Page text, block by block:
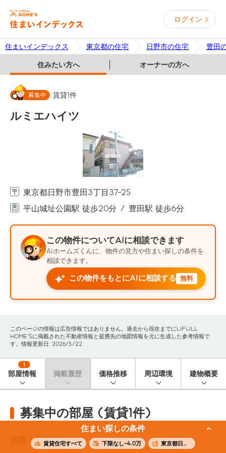
ログイン
住まいインデックス 東京都の住宅 日野市の住宅 豊田
住みたい方へ オーナーの方へ
住まい探しの条件
賃貸住宅すべて 下限なし~4.0万 東京都日野市
募集中 賃貸1件
ルミエハイツ
東京都日野市豊田3丁目37-25
平山城址公園駅 徒歩20分
豊田駅 徒歩6分
この物件についてAIに相談できます
AIホームズくんに、物件の見方や住まい探しの条件を
相談できます。
この物件をもとにAIに相談する 無料
このページの情報は広告情報ではありません。過去から現在までにLIFULL
HOME'Sに掲載された不動産情報と提携先の地図情報を元に生成した参考情報で
す。情報更新日: 2026/5/22
部屋情報
1
掲載履歴 価格推移 周辺環境 建物概要
募集中の部屋 (賃貸1件)
1 件